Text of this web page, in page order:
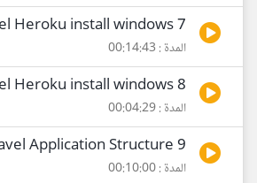
7 Laravel Heroku install windows
المدة : 00:14:43
8 Laravel Heroku install windows
المدة : 00:04:29
9 Laravel Application Structure
المدة : 00:10:00